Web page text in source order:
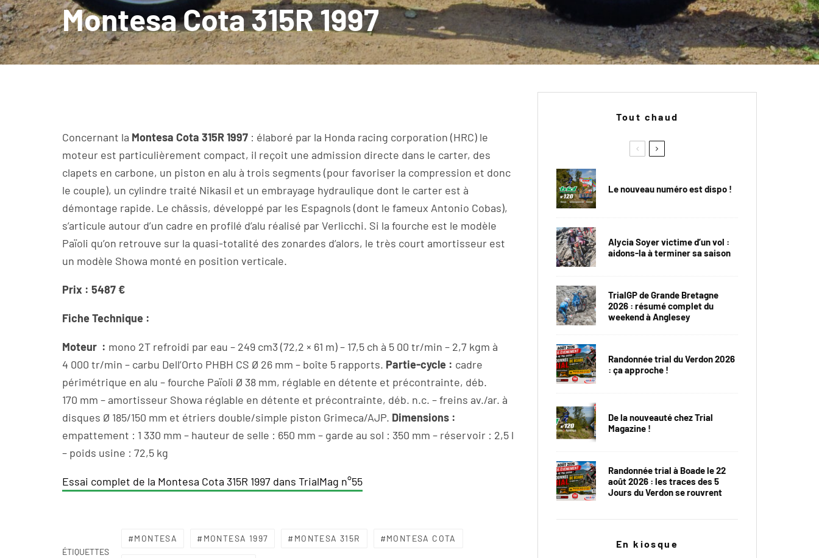
Montesa Cota 315R 1997
Concernant la Montesa Cota 315R 1997 : élaboré par la Honda racing corporation (HRC) le
moteur est particulièrement compact, il reçoit une admission directe dans le carter, des
clapets en carbone, un piston en alu à trois segments (pour favoriser la compression et donc
le couple), un cylindre traité Nikasil et un embrayage hydraulique dont le carter est à
démontage rapide. Le châssis, développé par les Espagnols (dont le fameux Antonio Cobas),
s’articule autour d’un cadre en profilé d’alu réalisé par Verlicchi. Si la fourche est le modèle
Païoli qu’on retrouve sur la quasi-totalité des zonardes d’alors, le très court amortisseur est
un modèle Showa monté en position verticale.
Prix : 5487 €
Fiche Technique :
Moteur : mono 2T refroidi par eau – 249 cm3 (72,2 × 61 m) – 17,5 ch à 5 00 tr/min – 2,7 kgm à
4 000 tr/min – carbu Dell’Orto PHBH CS Ø 26 mm – boîte 5 rapports. Partie-cycle : cadre
périmétrique en alu – fourche Païoli Ø 38 mm, réglable en détente et précontrainte, déb.
170 mm – amortisseur Showa réglable en détente et précontrainte, déb. n.c. – freins av./ar. à
disques Ø 185/150 mm et étriers double/simple piston Grimeca/AJP. Dimensions :
empattement : 1 330 mm – hauteur de selle : 650 mm – garde au sol : 350 mm – réservoir : 2,5 l
– poids usine : 72,5 kg
Essai complet de la Montesa Cota 315R 1997 dans TrialMag n°55
ÉTIQUETTES
MONTESA MONTESA 1997 MONTESA 315R MONTESA COTA
Tout chaud
Le nouveau numéro est dispo !
Alycia Soyer victime d’un vol :
aidons-la à terminer sa saison
TrialGP de Grande Bretagne
2026 : résumé complet du
weekend à Anglesey
Randonnée trial du Verdon 2026
: ça approche !
De la nouveauté chez Trial
Magazine !
Randonnée trial à Boade le 22
août 2026 : les traces des 5
Jours du Verdon se rouvrent
En kiosque